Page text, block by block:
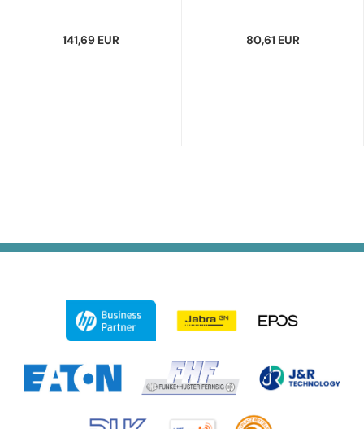
141,69 EUR 80,61 EUR